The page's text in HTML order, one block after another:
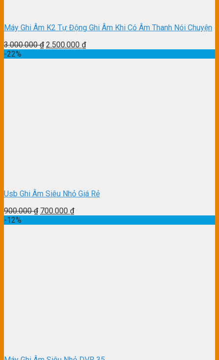
Máy Ghi Âm K2 Tự Động Ghi Âm Khi Có Âm Thanh Nói Chuyện
3.000.000₫ 2.500.000 ₫
-22%
Usb Ghi Âm Siêu Nhỏ Giá Rẻ
900.000₫ 700.000 ₫
-12%